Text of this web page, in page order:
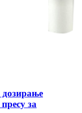
дозирање
за